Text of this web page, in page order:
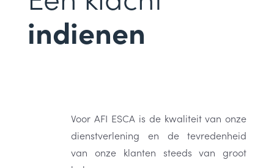
indienen
Voor AFI ESCA is de kwaliteit van onze
dienstverlening en de tevredenheid
van onze klanten steeds van groot